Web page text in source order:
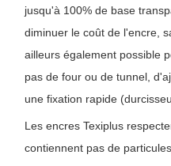
jusqu'à 100% de base
diminuer le coût de l'encre,
ailleurs également possible
pas de four ou de tunnel,
une fixation rapide
Les encres Texiplus
contiennent pas de